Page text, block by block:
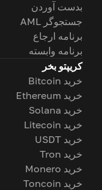
بدست آوردن
جستجوگر AML
برنامه ارجاع
برنامه وابسته
کریپتو بخر
خرید Bitcoin
خرید Ethereum
خرید Solana
خرید Litecoin
خرید USDT
خرید Tron
خرید Monero
خرید Toncoin